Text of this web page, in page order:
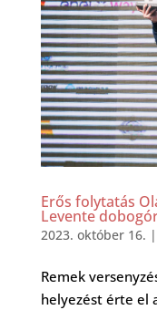
Erős folytatás
Levente
2023. október 16. |
Remek
helyezést érte el